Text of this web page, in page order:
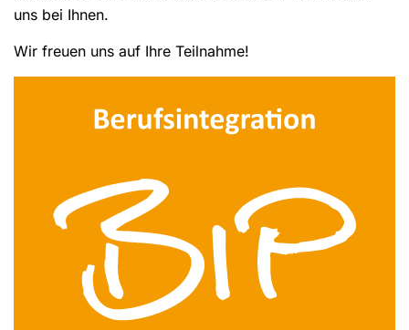
uns bei Ihnen.
Wir freuen uns auf Ihre Teilnahme!